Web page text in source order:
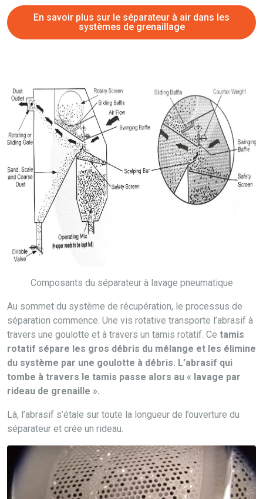
En savoir plus sur le séparateur à air dans les
systèmes de grenaillage
Composants du séparateur à lavage pneumatique
Au sommet du système de récupération, le processus de
séparation commence. Une vis rotative transporte l’abrasif à
travers une goulotte et à travers un tamis rotatif. Ce tamis
rotatif sépare les gros débris du mélange et les élimine
du système par une goulotte à débris. L’abrasif qui
tombe à travers le tamis passe alors au « lavage par
rideau de grenaille ».
Là, l’abrasif s’étale sur toute la longueur de l’ouverture du
séparateur et crée un rideau.